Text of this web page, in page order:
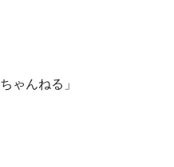
ゃんねる」